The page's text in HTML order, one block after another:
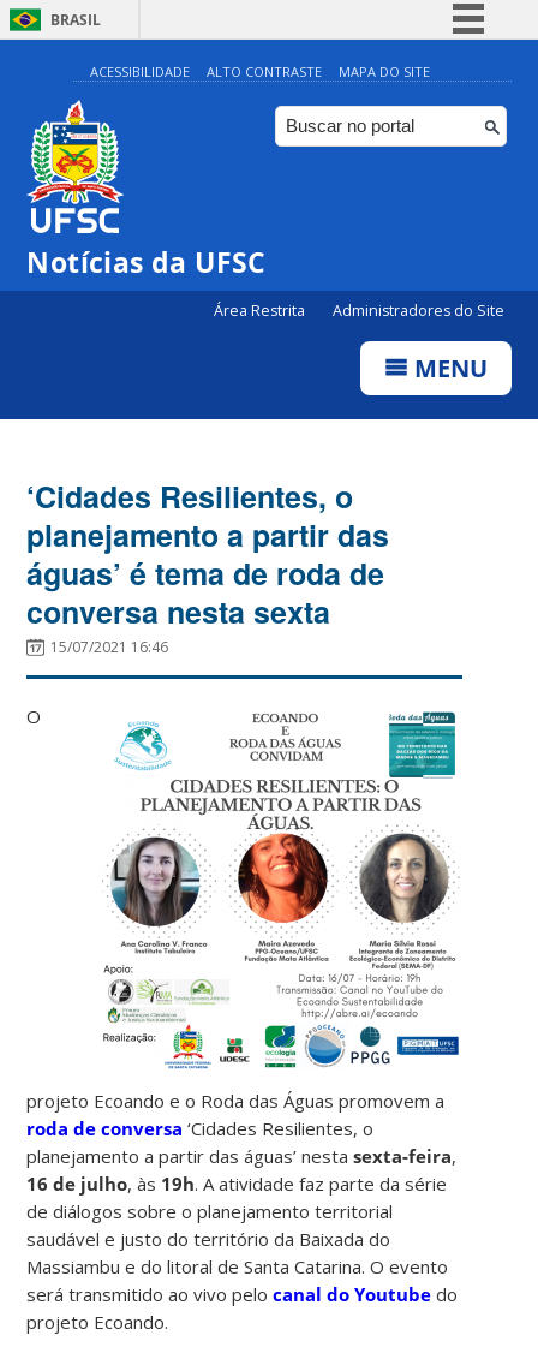
BRASIL
Simplifique!
Comunica BR
Participe
ACESSIBILIDADE ALTO CONTRASTE MAPA DO SITE
Notícias da UFSC
Área Restrita Administradores do Site
MENU
‘Cidades Resilientes, o
planejamento a partir das
águas’ é tema de roda de
conversa nesta sexta
15/07/2021 16:46
O
projeto Ecoando e o Roda das Águas promovem a
roda de conversa ‘Cidades Resilientes, o
planejamento a partir das águas’ nestasexta-feira,
16 de julho, às 19h. A atividade faz parte da série
de diálogos sobre o planejamento territorial
saudável e justo do território da Baixada do
Massiambu e do litoral de Santa Catarina. O evento
será transmitido ao vivo pelocanal do Youtube do
projeto Ecoando.